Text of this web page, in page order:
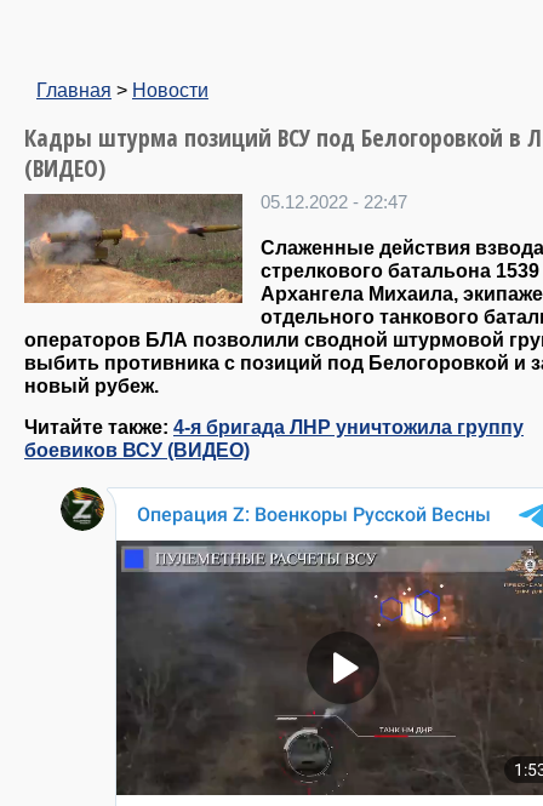
Главная > Новости
Кадры штурма позиций ВСУ под Белогоровкой в
(ВИДЕО)
05.12.2022 - 22:47
Слаженные действия
стрелкового батальона
Архангела Михаила,
отдельного танкового
операторов БЛА позволили сводной штурмовой
выбить противника с позиций под Белогоровкой и
новый рубеж.
Читайте также: 4-я бригада ЛНР уничтожила группу
боевиков ВСУ (ВИДЕО)